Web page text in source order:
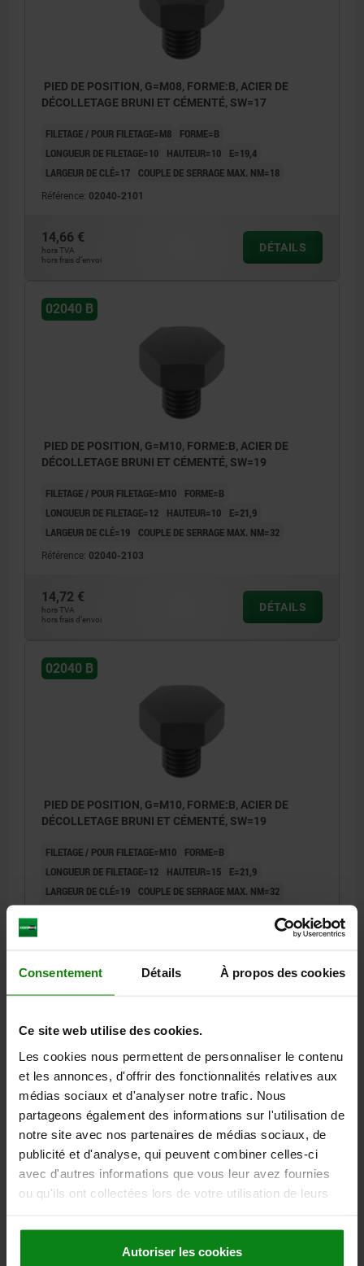
Consentement Détails À propos des cookies
Ce site web utilise des cookies.
Les cookies nous permettent de personnaliser le contenu
et les annonces, d'offrir des fonctionnalités relatives aux
médias sociaux et d'analyser notre trafic. Nous
partageons également des informations sur l'utilisation de
notre site avec nos partenaires de médias sociaux, de
publicité et d'analyse, qui peuvent combiner celles-ci
avec d'autres informations que vous leur avez fournies
ou qu'ils ont collectées lors de votre utilisation de leurs
Autoriser les cookies
PIED DE POSITION, G=M08, FORME:B, ACIER DE
DÉCOLLETAGE BRUNI ET CÉMENTÉ, SW=17
FILETAGE / POUR FILETAGE=M8
FORME=B
LONGUEUR DE FILETAGE=10
HAUTEUR=10
E=19,4
LARGEUR DE CLÉ=17
COUPLE DE SERRAGE MAX. NM=18
Référence: 02040-2101
14,66 €
hors TVA
hors frais d’envoi
DÉTAILS
02040 B
PIED DE POSITION, G=M10, FORME:B, ACIER DE
DÉCOLLETAGE BRUNI ET CÉMENTÉ, SW=19
FILETAGE / POUR FILETAGE=M10
FORME=B
LONGUEUR DE FILETAGE=12
HAUTEUR=10
E=21,9
LARGEUR DE CLÉ=19
COUPLE DE SERRAGE MAX. NM=32
Référence: 02040-2103
14,72 €
hors TVA
hors frais d’envoi
DÉTAILS
02040 B
PIED DE POSITION, G=M10, FORME:B, ACIER DE
DÉCOLLETAGE BRUNI ET CÉMENTÉ, SW=19
FILETAGE / POUR FILETAGE=M10
FORME=B
LONGUEUR DE FILETAGE=12
HAUTEUR=15
E=21,9
LARGEUR DE CLÉ=19
COUPLE DE SERRAGE MAX. NM=32
hors TVA
hors frais d’envoi
DÉTAILS
02040 B
PIED DE POSITION, G=M12, FORME:B, ACIER DE
DÉCOLLETAGE BRUNI ET CÉMENTÉ, SW=22
LONGUEUR DE FILETAGE=14 HAUTEUR=10 E=25,2
LARGEUR DE CLÉ=22 COUPLE DE SERRAGE MAX. NM=60